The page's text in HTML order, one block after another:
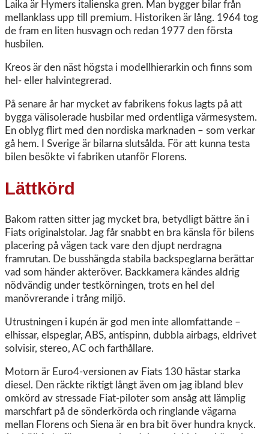
Laika är Hymers italienska gren. Man bygger bilar från
mellanklass upp till premium. Historiken är lång. 1964 tog
de fram en liten husvagn och redan 1977 den första
husbilen.
Kreos är den näst högsta i modellhierarkin och finns som
hel- eller halvintegrerad.
På senare år har mycket av fabrikens fokus lagts på att
bygga välisolerade husbilar med ordentliga värmesystem.
En oblyg flirt med den nordiska marknaden – som verkar
gå hem. I Sverige är bilarna slutsålda. För att kunna testa
bilen besökte vi fabriken utanför Florens.
Lättkörd
Bakom ratten sitter jag mycket bra, betydligt bättre än i
Fiats originalstolar. Jag får snabbt en bra känsla för bilens
placering på vägen tack vare den djupt nerdragna
framrutan. De busshängda stabila backspeglarna berättar
vad som händer akteröver. Backkamera kändes aldrig
nödvändig under testkörningen, trots en hel del
manövrerande i trång miljö.
Utrustningen i kupén är god men inte allomfattande –
elhissar, elspeglar, ABS, antispinn, dubbla airbags, eldrivet
solvisir, stereo, AC och farthållare.
Motorn är Euro4-versionen av Fiats 130 hästar starka
diesel. Den räckte riktigt långt även om jag ibland blev
omkörd av stressade Fiat-piloter som ansåg att lämplig
marschfart på de sönderkörda och ringlande vägarna
mellan Florens och Siena är en bra bit över hundra knyck.